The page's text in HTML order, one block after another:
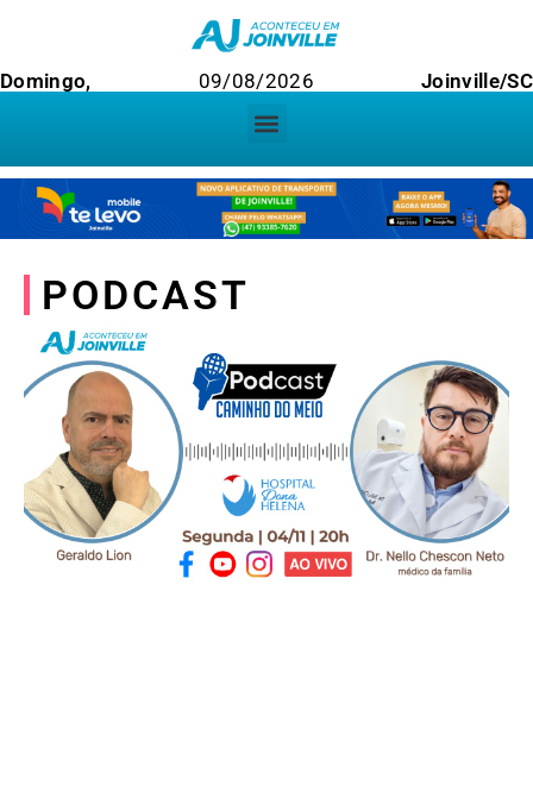
Domingo, 09/08/2026 Joinville/SC
PODCAST